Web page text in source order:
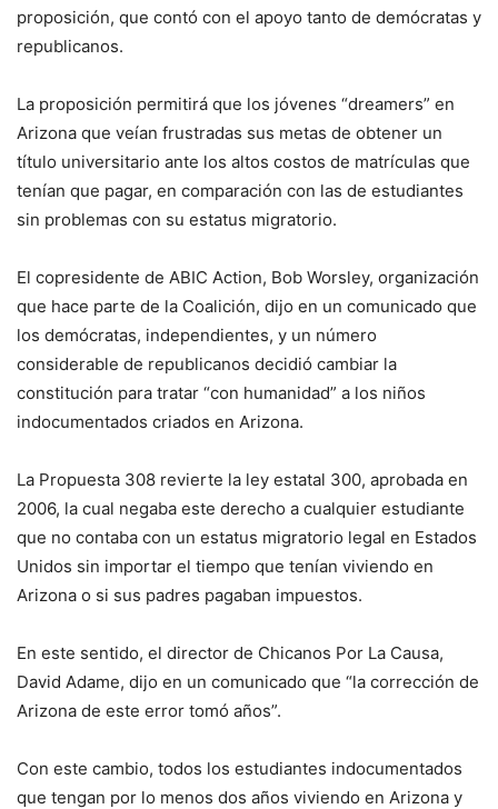
proposición, que contó con el apoyo tanto de demócratas y
republicanos.
La proposición permitirá que los jóvenes “dreamers” en
Arizona que veían frustradas sus metas de obtener un
título universitario ante los altos costos de matrículas que
tenían que pagar, en comparación con las de estudiantes
sin problemas con su estatus migratorio.
El copresidente de ABIC Action, Bob Worsley, organización
que hace parte de la Coalición, dijo en un comunicado que
los demócratas, independientes, y un número
considerable de republicanos decidió cambiar la
constitución para tratar “con humanidad” a los niños
indocumentados criados en Arizona.
La Propuesta 308 revierte la ley estatal 300, aprobada en
2006, la cual negaba este derecho a cualquier estudiante
que no contaba con un estatus migratorio legal en Estados
Unidos sin importar el tiempo que tenían viviendo en
Arizona o si sus padres pagaban impuestos.
En este sentido, el director de Chicanos Por La Causa,
David Adame, dijo en un comunicado que “la corrección de
Arizona de este error tomó años”.
Con este cambio, todos los estudiantes indocumentados
que tengan por lo menos dos años viviendo en Arizona y